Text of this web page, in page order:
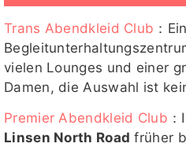
Trans Abendkleid Club ：
vielen Lounges und einer
Damen, die Auswahl ist
Premier Abendkleid Club
Linsen North Road früher